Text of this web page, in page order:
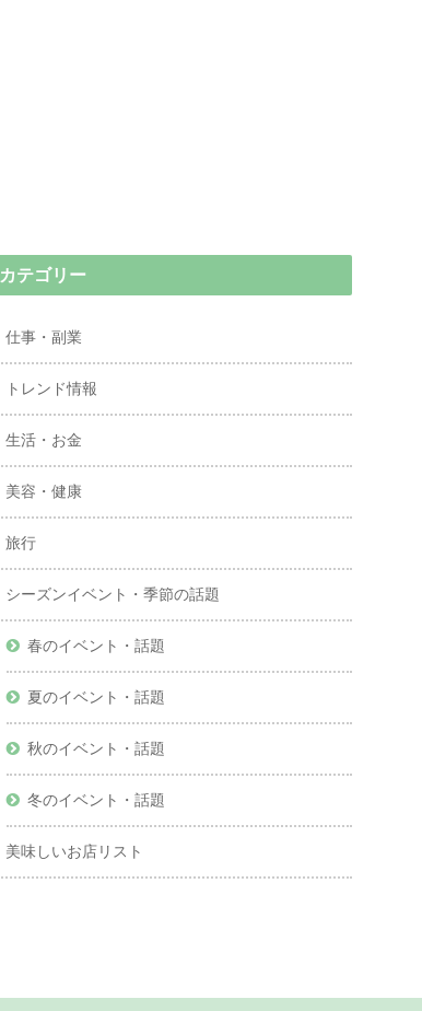
カテゴリー
仕事・副業
トレンド情報
生活・お金
美容・健康
旅行
シーズンイベント・季節の話題
春のイベント・話題
夏のイベント・話題
秋のイベント・話題
冬のイベント・話題
美味しいお店リスト